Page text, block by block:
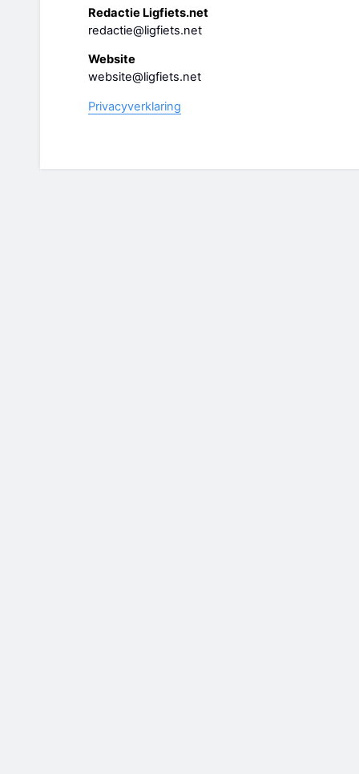
Redactie Ligfiets.net
redactie@ligfiets.net
Website
website@ligfiets.net
Privacyverklaring